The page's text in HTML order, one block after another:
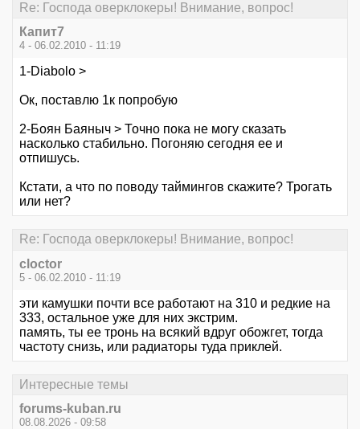
Re: Господа оверклокеры! Внимание, вопрос!
Капит7
4 - 06.02.2010 - 11:19
1-Diabolo >
Ок, поставлю 1к попробую
2-Боян Баяныч > Точно пока не могу сказать
насколько стабильно. Погоняю сегодня ее и
отпишусь.
Кстати, а что по поводу таймингов скажите? Трогать
или нет?
Re: Господа оверклокеры! Внимание, вопрос!
cloctor
5 - 06.02.2010 - 11:19
эти камушки почти все работают на 310 и редкие на
333, остальное уже для них экстрим.
память, ты ее тронь на всякий вдруг обожгет, тогда
частоту снизь, или радиаторы туда приклей.
Интересные темы
forums-kuban.ru
08.08.2026 - 09:58